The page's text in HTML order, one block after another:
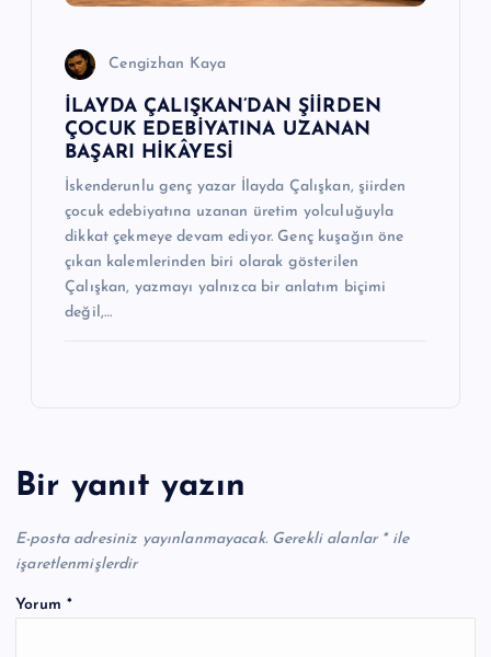
Cengizhan Kaya
İLAYDA ÇALIŞKAN’DAN ŞİİRDEN
ÇOCUK EDEBİYATINA UZANAN
BAŞARI HİKÂYESİ
İskenderunlu genç yazar İlayda Çalışkan, şiirden
çocuk edebiyatına uzanan üretim yolculuğuyla
dikkat çekmeye devam ediyor. Genç kuşağın öne
çıkan kalemlerinden biri olarak gösterilen
Çalışkan, yazmayı yalnızca bir anlatım biçimi
değil,…
Bir yanıt yazın
E-posta adresiniz yayınlanmayacak. Gerekli alanlar *ile
işaretlenmişlerdir
Yorum *